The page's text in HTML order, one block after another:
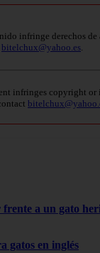
infringe derechos
bitelchux@yahoo.es.
infringes copyright or
frente a un gato
gatos en inglés